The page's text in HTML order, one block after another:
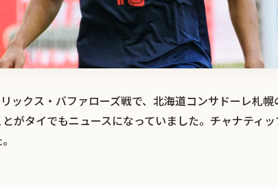
ックス・バファローズ戦で、北海道コンサドーレ札
がタイでもニュースになっていました。チャナティ